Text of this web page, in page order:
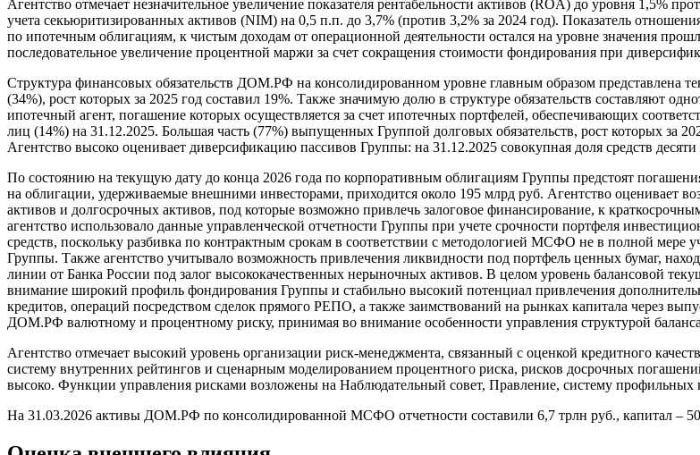
Агентство отмечает незначительное увеличение показателя рентабельности активов (ROA) до уровня 1,5%
учета секьюритизированных активов (NIM) на 0,5 п.п. до 3,7% (против 3,2% за 2024 год). Показатель
по ипотечным облигациям, к чистым доходам от операционной деятельности остался на уровне значения
последовательное увеличение процентной маржи за счет сокращения стоимости фондирования при
Структура финансовых обязательств ДОМ.РФ на консолидированном уровне главным образом представлена
(34%), рост которых за 2025 год составил 19%. Также значимую долю в структуре обязательств составляют
ипотечный агент, погашение которых осуществляется за счет ипотечных портфелей, обеспечивающих
лиц (14%) на 31.12.2025. Большая часть (77%) выпущенных Группой долговых обязательств, рост которых за
Агентство высоко оценивает диверсификацию пассивов Группы: на 31.12.2025 совокупная доля средств
По состоянию на текущую дату до конца 2026 года по корпоративным облигациям Группы предстоят
на облигации, удерживаемые внешними инвесторами, приходится около 195 млрд руб. Агентство оценивает
активов и долгосрочных активов, под которые возможно привлечь залоговое финансирование, к
агентство использовало данные управленческой отчетности Группы при учете срочности портфеля
средств, поскольку разбивка по контрактным срокам в соответствии с методологией МСФО не в полной мере
Группы. Также агентство учитывало возможность привлечения ликвидности под портфель ценных бумаг,
линии от Банка России под залог высококачественных нерыночных активов. В целом уровень балансовой
внимание широкий профиль фондирования Группы и стабильно высокий потенциал привлечения
кредитов, операций посредством сделок прямого РЕПО, а также заимствований на рынках капитала через
ДОМ.РФ валютному и процентному риску, принимая во внимание особенности управления структурой
Агентство отмечает высокий уровень организации риск-менеджмента, связанный с оценкой кредитного
систему внутренних рейтингов и сценарным моделированием процентного риска, рисков досрочных
высоко. Функции управления рисками возложены на Наблюдательный совет, Правление, систему профильных
На 31.03.2026 активы ДОМ.РФ по консолидированной МСФО отчетности составили 6,7 трлн руб., капитал –